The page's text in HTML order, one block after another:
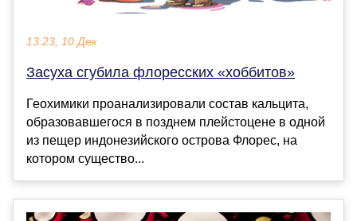
13:23, 10 Дек
Засуха сгубила флоресских «хоббитов»
Геохимики проанализировали состав кальцита,
образовавшегося в позднем плейстоцене в одной
из пещер индонезийского острова Флорес, на
котором существо...